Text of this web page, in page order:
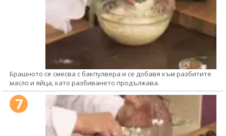
Брашното се смесва с бакпулвера и се добавя към разбитите
масло и яйца, като разбиването продължава.
7